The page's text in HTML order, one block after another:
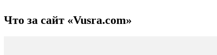
Что за сайт «Vusra.com»